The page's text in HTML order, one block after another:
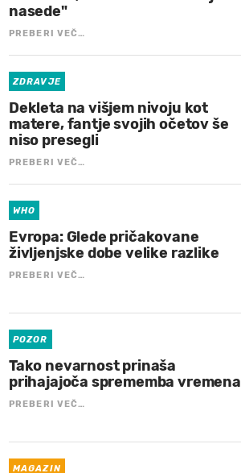
nasede"
PREBERI VEČ…
ZDRAVJE
Dekleta na višjem nivoju kot
matere, fantje svojih očetov še
niso presegli
PREBERI VEČ…
WHO
Evropa: Glede pričakovane
življenjske dobe velike razlike
PREBERI VEČ…
POZOR
Tako nevarnost prinaša
prihajajoča sprememba vremena
PREBERI VEČ…
MAGAZIN